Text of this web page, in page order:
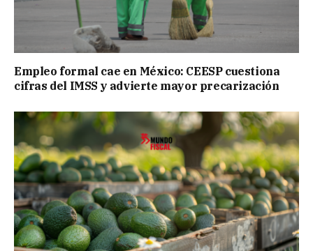
Empleo formal cae en México: CEESP cuestiona
cifras del IMSS y advierte mayor precarización